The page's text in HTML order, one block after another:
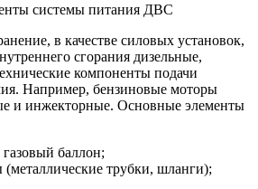
системы питания ДВС
в качестве силовых установок,
сгорания дизельные,
компоненты подачи
Например, бензиновые моторы
и инжекторные. Основные элементы
баллон;
трубки, шланги);